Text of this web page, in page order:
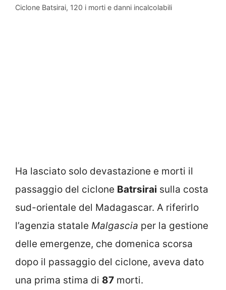
Ciclone Batsirai, 120 i morti e danni incalcolabili
Ha lasciato solo devastazione e morti il
passaggio del ciclone Batrsirai sulla costa
sud-orientale del Madagascar. A riferirlo
l’agenzia statale Malgascia per la gestione
delle emergenze, che domenica scorsa
dopo il passaggio del ciclone, aveva dato
una prima stima di 87 morti.